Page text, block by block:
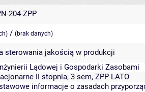
204-ZPP
/ (brak danych)
sterowania jakością w produkcji
Lądowej i Gospodarki Zasobami
II stopnia, 3 sem, ZPP LATO
informacje o zasadach